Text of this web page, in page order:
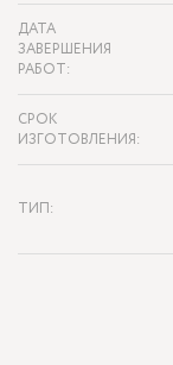
ДАТА
ЗАВЕРШЕНИЯ
РАБОТ:
СРОК
ИЗГОТОВЛЕНИЯ:
ТИП: